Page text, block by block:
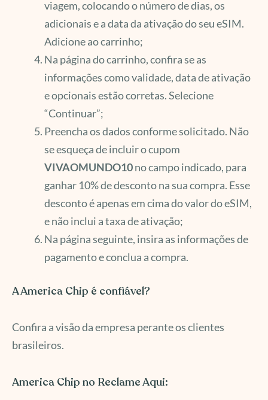
viagem, colocando o número de dias, os
adicionais e a data da ativação do seu eSIM.
Adicione ao carrinho;
Na página do carrinho, confira se as
informações como validade, data de ativação
e opcionais estão corretas. Selecione
“Continuar”;
Preencha os dados conforme solicitado. Não
se esqueça de incluir o cupom
VIVAOMUNDO10no campo indicado, para
ganhar 10% de desconto na sua compra. Esse
desconto é apenas em cima do valor do eSIM,
e não inclui a taxa de ativação;
Na página seguinte, insira as informações de
pagamento e conclua a compra.
A America Chip é confiável?
Confira a visão da empresa perante os clientes
brasileiros.
America Chip no Reclame Aqui: